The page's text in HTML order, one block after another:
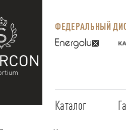
ФЕДЕРАЛЬНЫЙ
Каталог